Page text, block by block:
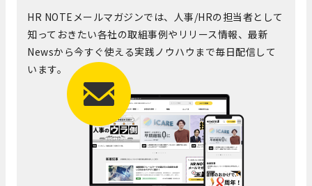
HR NOTEメールマガジンでは、人事/HRの担当者として
知っておきたい各社の取組事例やリリース情報、最新
Newsから今すぐ使える実践ノウハウまで毎日配信して
います。